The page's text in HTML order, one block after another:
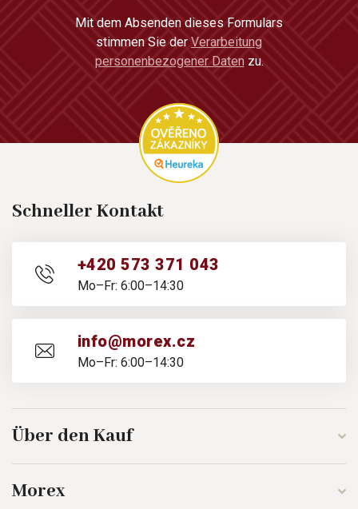
Mit dem Absenden dieses Formulars
stimmen Sie der Verarbeitung
personenbezogener Daten zu.
Schneller Kontakt
+420 573 371 043
Mo–Fr: 6:00–14:30
info@morex.cz
Mo–Fr: 6:00–14:30
Über den Kauf
Morex